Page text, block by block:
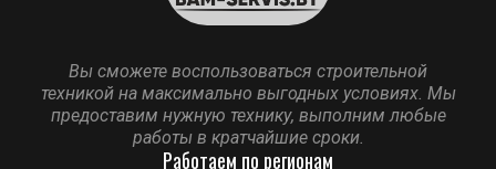
Вы сможете воспользоваться строительной
техникой на максимально выгодных условиях. Мы
предоставим нужную технику, выполним любые
работы в кратчайшие сроки.
Работаем по регионам